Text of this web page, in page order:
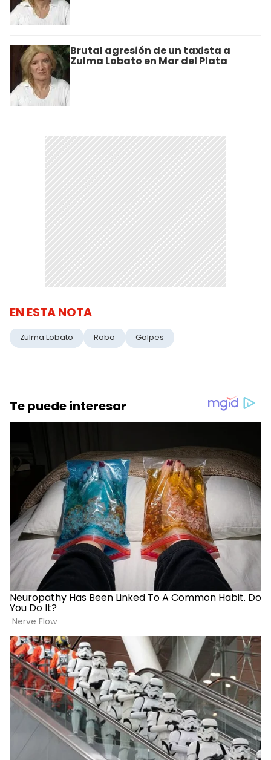
Brutal agresión de un taxista a
Zulma Lobato en Mar del Plata
EN ESTA NOTA
Zulma Lobato Robo Golpes